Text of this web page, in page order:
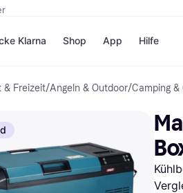
Klarna
Zahlungsmethoden
Teilzahlungen
Bezahle in bis zu 30
Tagen
Ratenzahlung
Shop
Shops
H&M
Temu
App Hilfe
& Freizeit/Angeln & Outdoor/Camping &